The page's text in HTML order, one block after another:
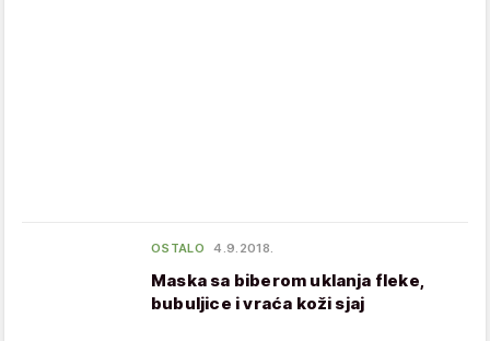
OSTALO 4.9.2018.
Maska sa biberom uklanja fleke,
bubuljice i vraća koži sjaj